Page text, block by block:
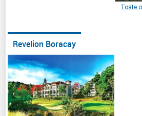
Toate
Revelion Boracay